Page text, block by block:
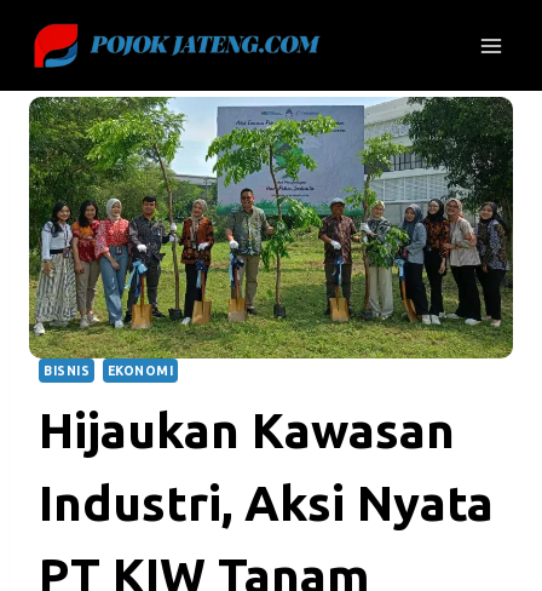
content
BISNIS EKONOMI
Hijaukan Kawasan
Industri, Aksi Nyata
PT KIW Tanam